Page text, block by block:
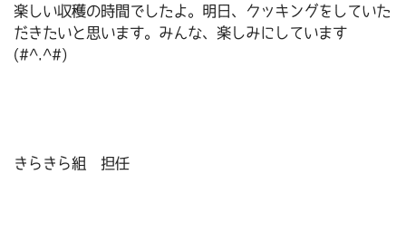
楽しい収穫の時間でしたよ。明日、クッキングをしていた
だきたいと思います。みんな、楽しみにしています
(#^.^#)
きらきら組 担任